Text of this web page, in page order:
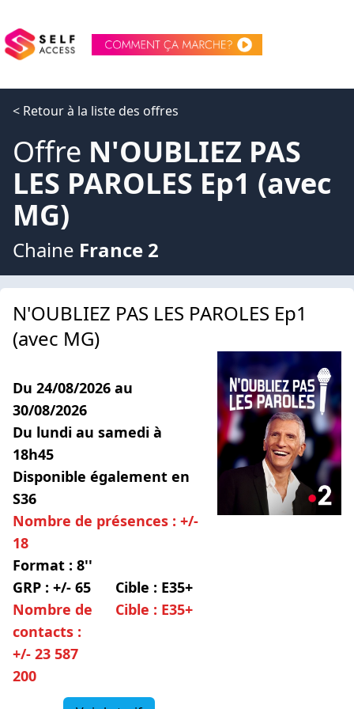
< Retour à la liste des offres
Offre N'OUBLIEZ PAS
LES PAROLES Ep1 (avec
MG)
Chaine France 2
N'OUBLIEZ PAS LES PAROLES Ep1
(avec MG)
Du 24/08/2026 au
30/08/2026
Du lundi au samedi à
18h45
Disponible également en
S36
Nombre de présences : +/-
18
Format : 8''
GRP : +/- 65
Cible : E35+
Nombre de
contacts :
+/- 23 587
200
Cible : E35+